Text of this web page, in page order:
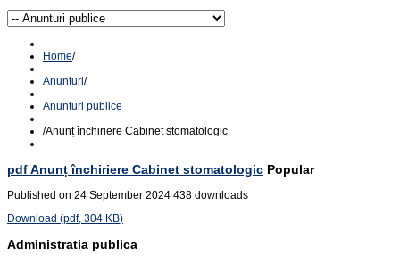
Home/
Anunturi/
Anunturi publice
/Anunț închiriere Cabinet stomatologic
pdfAnunț închiriere Cabinet stomatologic Popular
Published on 24 September 2024 438 downloads
Download (pdf, 304 KB)
Administratia publica